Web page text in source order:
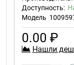
Доступность:
Модель
0.00 ₽
Нашли